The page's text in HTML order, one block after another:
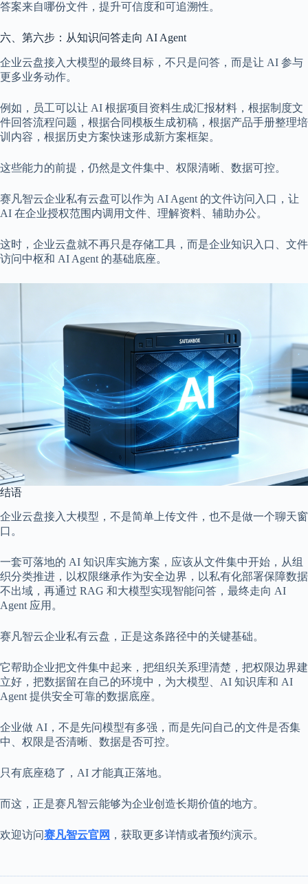
答案来自哪份文件，提升可信度和可追溯性。
六、第六步：从知识问答走向 AI Agent
企业云盘接入大模型的最终目标，不只是问答，而是让 AI 参与
更多业务动作。
例如，员工可以让 AI 根据项目资料生成汇报材料，根据制度文
件回答流程问题，根据合同模板生成初稿，根据产品手册整理培
训内容，根据历史方案快速形成新方案框架。
这些能力的前提，仍然是文件集中、权限清晰、数据可控。
赛凡智云企业私有云盘可以作为 AI Agent 的文件访问入口，让
AI 在企业授权范围内调用文件、理解资料、辅助办公。
这时，企业云盘就不再只是存储工具，而是企业知识入口、文件
访问中枢和 AI Agent 的基础底座。
结语
企业云盘接入大模型，不是简单上传文件，也不是做一个聊天窗
口。
一套可落地的 AI 知识库实施方案，应该从文件集中开始，从组
织分类推进，以权限继承作为安全边界，以私有化部署保障数据
不出域，再通过 RAG 和大模型实现智能问答，最终走向 AI
Agent 应用。
赛凡智云企业私有云盘，正是这条路径中的关键基础。
它帮助企业把文件集中起来，把组织关系理清楚，把权限边界建
立好，把数据留在自己的环境中，为大模型、AI 知识库和 AI
Agent 提供安全可靠的数据底座。
企业做 AI，不是先问模型有多强，而是先问自己的文件是否集
中、权限是否清晰、数据是否可控。
只有底座稳了，AI 才能真正落地。
而这，正是赛凡智云能够为企业创造长期价值的地方。
欢迎访问赛凡智云官网 ，获取更多详情或者预约演示。